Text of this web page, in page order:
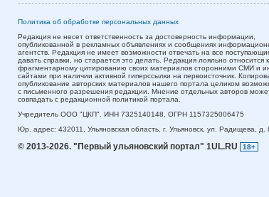
Политика об обработке персональных данных
Редакция не несет ответственность за достоверность информации,
опубликованной в рекламных объявлениях и сообщениях
агентств. Редакция не имеет возможности отвечать на все
давать справки, но старается это делать. Редакция лояльно относится к
фрагментарному цитированию своих материалов сторонними СМИ и
сайтами при наличии активной гиперссылки на первоисточник.
опубликование авторских материалов нашего портала целиком
с письменного разрешения редакции. Мнение отдельных авторов
совпадать с редакционной политикой портала.
Учредитель ООО "ЦКП". ИНН 7325140148, ОГРН 1157325006475
Юр. адрес: 432011, Ульяновская область, г. Ульяновск, ул. Радищева, д.
© 2013-2026. "Первый ульяновский портал" 1UL.RU 18+